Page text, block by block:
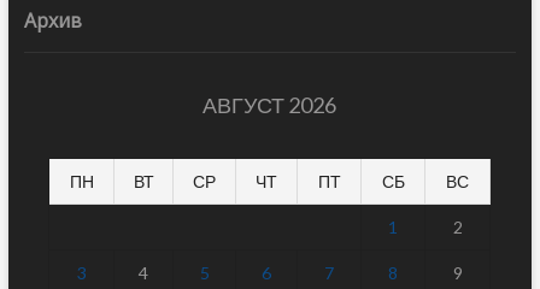
Архив
АВГУСТ 2026
ПН ВТ СР ЧТ ПТ СБ ВС
1 2
3 4 5 6 7 8 9